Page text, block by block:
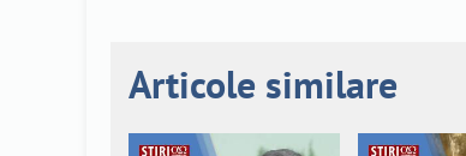
Articole similare